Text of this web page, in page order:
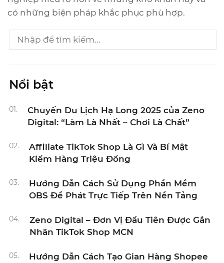
có những biện pháp khắc phục phù hợp.
Nổi bật
01.
Chuyến Du Lịch Hạ Long 2025 của Zeno
Digital: “Làm Là Nhất – Chơi Là Chất”
02.
Affiliate TikTok Shop Là Gì Và Bí Mật
Kiếm Hàng Triệu Đồng
03.
Hướng Dẫn Cách Sử Dụng Phần Mềm
OBS Để Phát Trực Tiếp Trên Nền Tảng
04.
Zeno Digital – Đơn Vị Đầu Tiên Được Gắn
Nhãn TikTok Shop MCN
05.
Hướng Dẫn Cách Tạo Gian Hàng Shopee